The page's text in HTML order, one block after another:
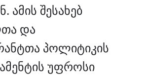
ამის შესახებ
და
პოლიტიკის
უფროსი